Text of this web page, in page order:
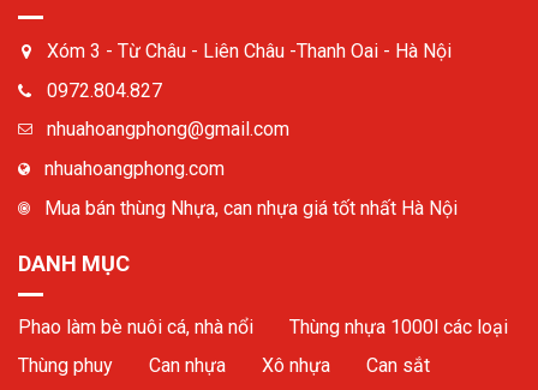
Xóm 3 - Từ Châu - Liên Châu -Thanh Oai - Hà Nội
0972.804.827
nhuahoangphong@gmail.com
nhuahoangphong.com
Mua bán thùng Nhựa, can nhựa giá tốt nhất Hà Nội
DANH MỤC
Phao làm bè nuôi cá, nhà nổi
Thùng nhựa 1000l các loại
Thùng phuy
Can nhựa Xô nhựa
Can sắt